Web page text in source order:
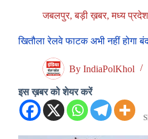
जबलपुर,बड़ी ख़बर,मध्य प्रदेश
खितौला रेलवे फाटक अभी नहीं होगा
By IndiaPolKhol
इस ख़बर को शेयर करें